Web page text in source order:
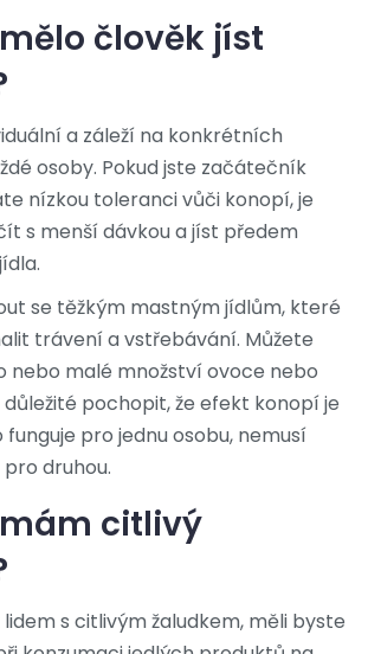
člověk jíst
a záleží na konkrétních
osoby. Pokud jste začátečník
nízkou toleranci vůči konopí, je
s menší dávkou a jíst předem
se těžkým mastným jídlům, které
trávení a vstřebávání. Můžete
nebo malé množství ovoce nebo
pochopit, že efekt konopí je
funguje pro jednu osobu, nemusí
druhou.
citlivý
s citlivým žaludkem, měli byste